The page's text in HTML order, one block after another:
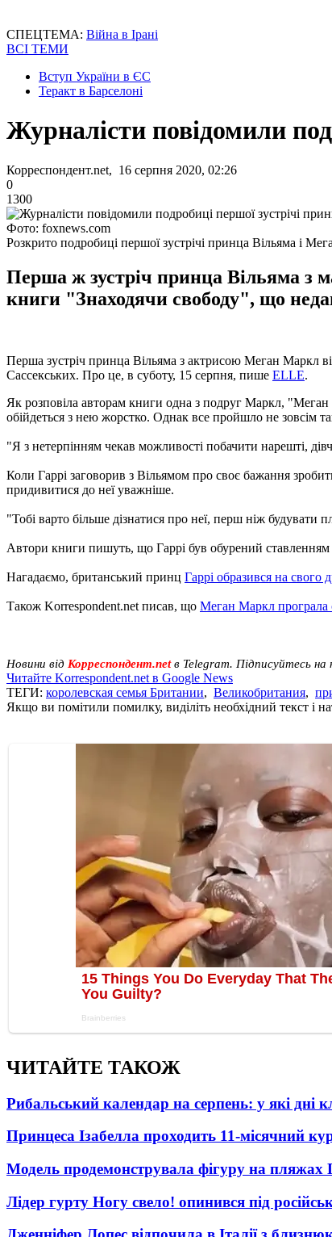
СПЕЦТЕМА: Війна в Ірані
ВСІ ТЕМИ
Вступ України в ЄС
Теракт в Барселоні
Журналісти повідомили
Корреспондент.net, 16 серпня 2020, 02:26
0
1300
Фото: foxnews.com
Розкрито подробиці першої зустрічі принца Вільяма і
Перша ж зустріч принца Вільяма з
книги "Знаходячи свободу", що
Перша зустріч принца Вільяма з актрисою Меган Маркл
Сассекських. Про це, в суботу, 15 серпня, пише ELLE.
Як розповіла авторам книги одна з подруг Маркл,
обійдеться з нею жорстко. Однак все пройшло не зовсім
"Я з нетерпінням чекав можливості побачити нарешті,
Коли Гаррі заговорив з Вільямом про своє бажання
придивитися до неї уважніше.
"Тобі варто більше дізнатися про неї, перш ніж будувати
Автори книги пишуть, що Гаррі був обурений
Нагадаємо, британський принц Гаррі образився на свого
Також Korrespondent.net писав, що Меган Маркл програла
Новини від Корреспондент.netв Telegram. Підписуйтесь на
Читайте Korrespondent.net в Google News
ТЕГИ: королевская семья Британии, Великобритания,
Якщо ви помітили помилку, виділіть необхідний текст і
ЧИТАЙТЕ ТАКОЖ
Рибальський календар на серпень: у які дні
Принцеса Ізабелла проходить 11-місячний
Модель продемонструвала фігуру на пляжах
Лідер гурту Ногу свело! опинився під